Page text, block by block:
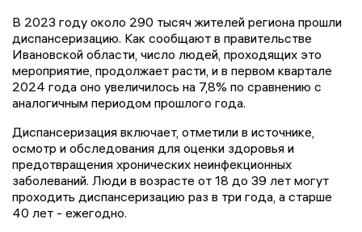
В 2023 году около 290 тысяч жителей региона прошли
диспансеризацию. Как сообщают в правительстве
Ивановской области, число людей, проходящих это
мероприятие, продолжает расти, и в первом квартале
2024 года оно увеличилось на 7,8% по сравнению с
аналогичным периодом прошлого года.
Диспансеризация включает, отметили в источнике,
осмотр и обследования для оценки здоровья и
предотвращения хронических неинфекционных
заболеваний. Люди в возрасте от 18 до 39 лет могут
проходить диспансеризацию раз в три года, а старше
40 лет - ежегодно.